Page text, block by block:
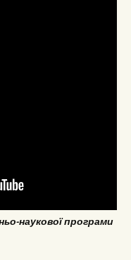
наукової програми